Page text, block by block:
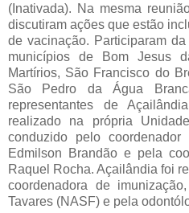
(Inativada). Na mesma
discutiram ações que estão
de vacinação. Participaram
municípios de Bom Jesus
Martírios, São Francisco do
São Pedro da Água
representantes de
realizado na própria
conduzido pelo
Edmilson Brandão e pela
Raquel Rocha. Açailândia foi
coordenadora de
Tavares (NASF) e pela